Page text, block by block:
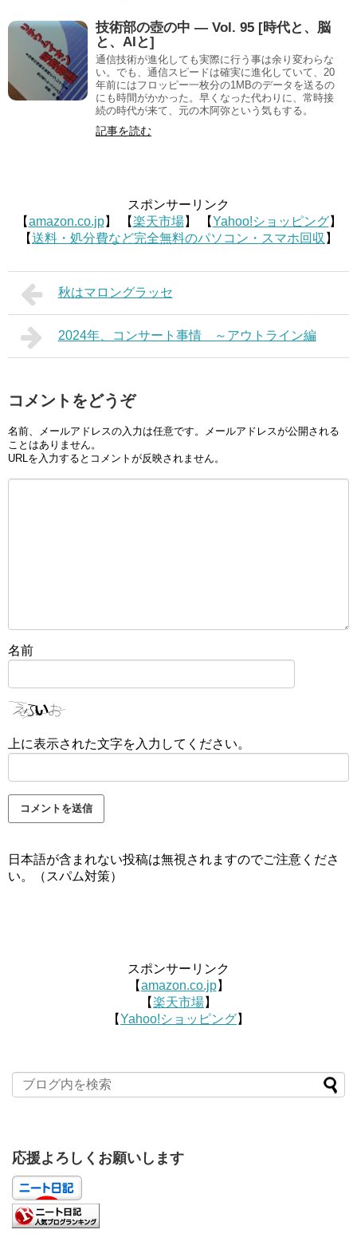
技術部の壺の中 — Vol. 95 [時代と、脳
と、AIと]
通信技術が進化しても実際に行う事は余り変わらな
い。でも、通信スピードは確実に進化していて、20
年前にはフロッピー一枚分の1MBのデータを送るの
にも時間がかかった。早くなった代わりに、常時接
続の時代が来て、元の木阿弥という気もする。
記事を読む
スポンサーリンク
【amazon.co.jp】 【楽天市場】 【Yahoo!ショッピング】
【送料・処分費など完全無料のパソコン・スマホ回収 】
秋はマロングラッセ
2024年、コンサート事情 ～アウトライン編
コメントをどうぞ
名前、メールアドレスの入力は任意です。メールアドレスが公開される
ことはありません。
URLを入力するとコメントが反映されません。
名前
上に表示された文字を入力してください。
日本語が含まれない投稿は無視されますのでご注意くださ
い。（スパム対策）
スポンサーリンク
【amazon.co.jp】
【楽天市場】
【Yahoo!ショッピング】
応援よろしくお願いします